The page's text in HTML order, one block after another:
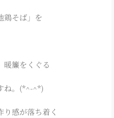
鶏そば」を
暖簾をくぐる
ね。(*^-^*)
感が落ち着く